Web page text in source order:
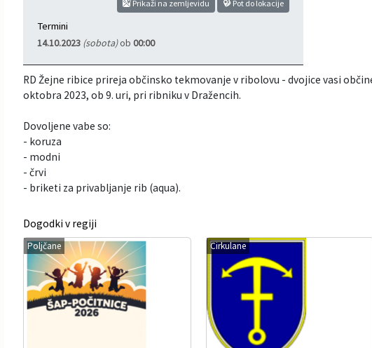
Prikaži na zemljevidu Pot do lokacije
Termini
14.10.2023(sobota)ob 00:00
RD Žejne ribice prireja občinsko tekmovanje v ribolovu - dvojice vasi
oktobra 2023, ob 9. uri, pri ribniku v Dražencih.
Dovoljene vabe so:
- koruza
- modni
- črvi
- briketi za privabljanje rib (aqua).
Dogodki v regiji
Poljčane Cirkulane
Občinski časopis Hajdinčan
Priznanja občine
Lokalne volitve
Napovedniki SIP TV